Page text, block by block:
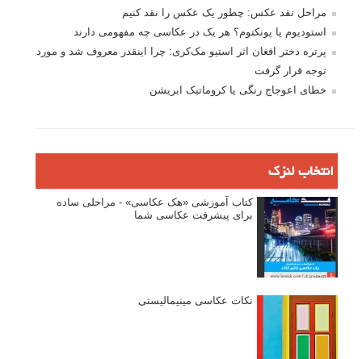
مراحل نقد عکس: چطور یک عکس را نقد کنیم
استودیوم یا پونکتوم؟ هر یک در عکاسی چه مفهومی دارند
پرتره دختر افغان اثر استیو مک‌کری: چرا اینقدر معروف شد و مورد
توجه قرار گرفت
خطای اعوجاج رنگی یا کروماتیک ابریشن
انتخاب لنزک
کتاب آموزشی «هک عکاسی» - مراحلی ساده
برای پیشرفت عکاسی شما
نکات عکاسی مینیمالیستی